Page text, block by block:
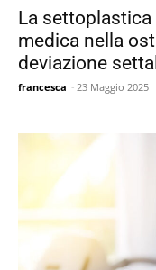
La
medica nella
deviazione
francesca - 23 Maggio 2025